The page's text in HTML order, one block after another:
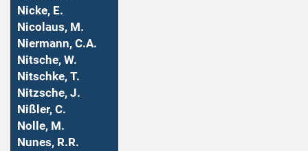
Nicke, E.
Nicolaus, M.
Niermann, C.A.
Nitsche, W.
Nitschke, T.
Nitzsche, J.
Nißler, C.
Nolle, M.
Nunes, R.R.